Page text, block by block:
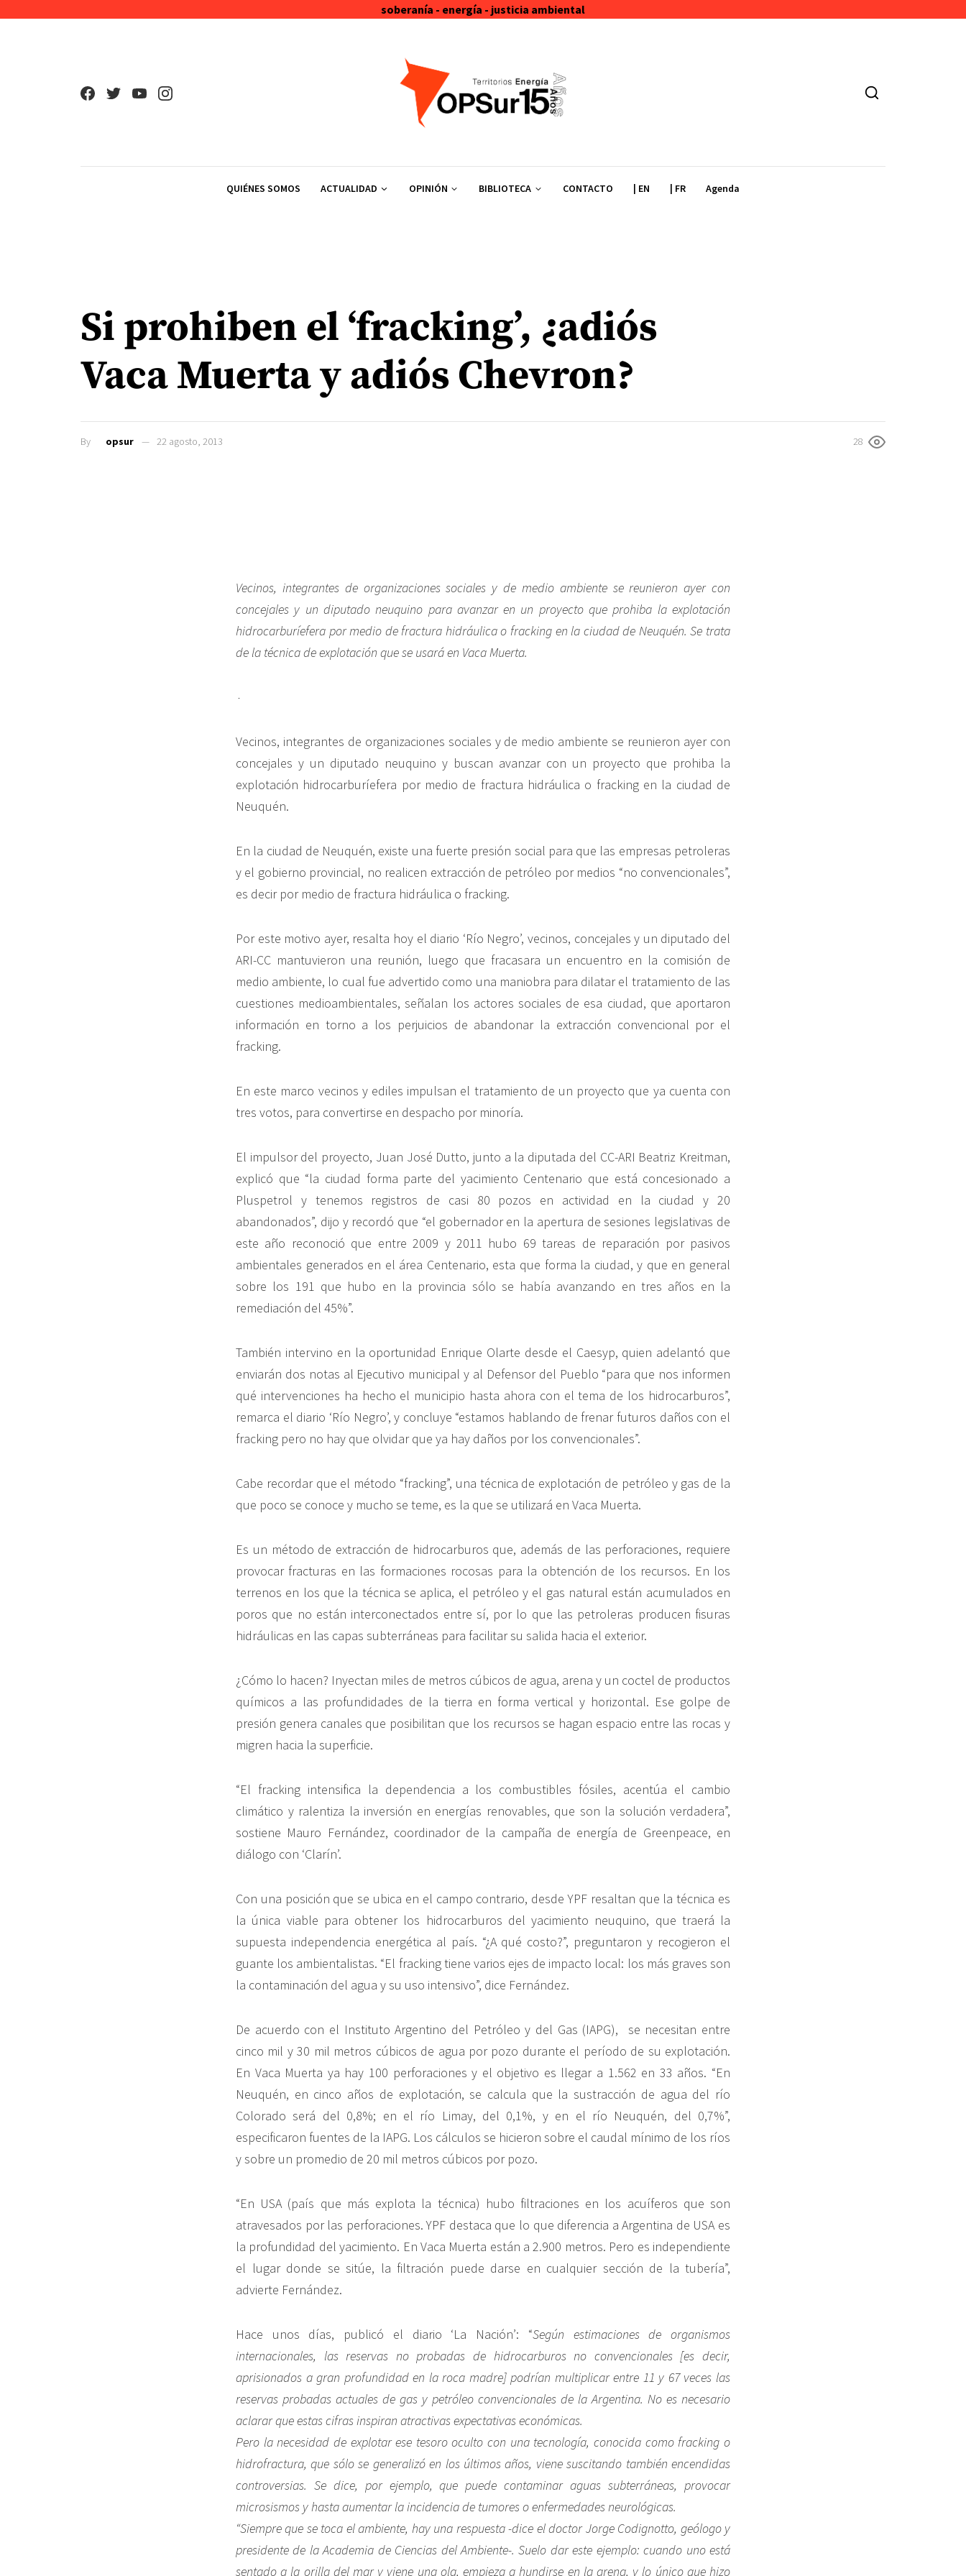
soberanía - energía - justicia ambiental
QUIÉNES SOMOS ACTUALIDAD OPINIÓN BIBLIOTECA CONTACTO | EN | FR Agenda
Si prohiben el ‘fracking’, ¿adiós
Vaca Muerta y adiós Chevron?
By opsur 22 agosto, 2013 28
Vecinos, integrantes de organizaciones sociales y de medio ambiente se reunieron ayer con
concejales y un diputado neuquino para avanzar en un proyecto que prohiba la explotación
hidrocarburíefera por medio de fractura hidráulica o fracking en la ciudad de Neuquén. Se trata
de la técnica de explotación que se usará en Vaca Muerta.
Vecinos, integrantes de organizaciones sociales y de medio ambiente se reunieron ayer con
concejales y un diputado neuquino y buscan avanzar con un proyecto que prohiba la
explotación hidrocarburíefera por medio de fractura hidráulica o fracking en la ciudad de
Neuquén.
En la ciudad de Neuquén, existe una fuerte presión social para que las empresas petroleras
y el gobierno provincial, no realicen extracción de petróleo por medios “no convencionales”,
es decir por medio de fractura hidráulica o fracking.
Por este motivo ayer, resalta hoy el diario ‘Río Negro’, vecinos, concejales y un diputado del
ARI-CC mantuvieron una reunión, luego que fracasara un encuentro en la comisión de
medio ambiente, lo cual fue advertido como una maniobra para dilatar el tratamiento de las
cuestiones medioambientales, señalan los actores sociales de esa ciudad, que aportaron
información en torno a los perjuicios de abandonar la extracción convencional por el
fracking.
En este marco vecinos y ediles impulsan el tratamiento de un proyecto que ya cuenta con
tres votos, para convertirse en despacho por minoría.
El impulsor del proyecto, Juan José Dutto, junto a la diputada del CC-ARI Beatriz Kreitman,
explicó que “la ciudad forma parte del yacimiento Centenario que está concesionado a
Pluspetrol y tenemos registros de casi 80 pozos en actividad en la ciudad y 20
abandonados”, dijo y recordó que “el gobernador en la apertura de sesiones legislativas de
este año reconoció que entre 2009 y 2011 hubo 69 tareas de reparación por pasivos
ambientales generados en el área Centenario, esta que forma la ciudad, y que en general
sobre los 191 que hubo en la provincia sólo se había avanzando en tres años en la
remediación del 45%”.
También intervino en la oportunidad Enrique Olarte desde el Caesyp, quien adelantó que
enviarán dos notas al Ejecutivo municipal y al Defensor del Pueblo “para que nos informen
qué intervenciones ha hecho el municipio hasta ahora con el tema de los hidrocarburos”,
remarca el diario ‘Río Negro’, y concluye “estamos hablando de frenar futuros daños con el
fracking pero no hay que olvidar que ya hay daños por los convencionales”.
Cabe recordar que el método “fracking”, una técnica de explotación de petróleo y gas de la
que poco se conoce y mucho se teme, es la que se utilizará en Vaca Muerta.
Es un método de extracción de hidrocarburos que, además de las perforaciones, requiere
provocar fracturas en las formaciones rocosas para la obtención de los recursos. En los
terrenos en los que la técnica se aplica, el petróleo y el gas natural están acumulados en
poros que no están interconectados entre sí, por lo que las petroleras producen fisuras
hidráulicas en las capas subterráneas para facilitar su salida hacia el exterior.
¿Cómo lo hacen? Inyectan miles de metros cúbicos de agua, arena y un coctel de productos
químicos a las profundidades de la tierra en forma vertical y horizontal. Ese golpe de
presión genera canales que posibilitan que los recursos se hagan espacio entre las rocas y
migren hacia la superficie.
“El fracking intensifica la dependencia a los combustibles fósiles, acentúa el cambio
climático y ralentiza la inversión en energías renovables, que son la solución verdadera”,
sostiene Mauro Fernández, coordinador de la campaña de energía de Greenpeace, en
diálogo con ‘Clarín’.
Con una posición que se ubica en el campo contrario, desde YPF resaltan que la técnica es
la única viable para obtener los hidrocarburos del yacimiento neuquino, que traerá la
supuesta independencia energética al país. “¿A qué costo?”, preguntaron y recogieron el
guante los ambientalistas. “El fracking tiene varios ejes de impacto local: los más graves son
la contaminación del agua y su uso intensivo”, dice Fernández.
De acuerdo con el Instituto Argentino del Petróleo y del Gas (IAPG), se necesitan entre
cinco mil y 30 mil metros cúbicos de agua por pozo durante el período de su explotación.
En Vaca Muerta ya hay 100 perforaciones y el objetivo es llegar a 1.562 en 33 años. “En
Neuquén, en cinco años de explotación, se calcula que la sustracción de agua del río
Colorado será del 0,8%; en el río Limay, del 0,1%, y en el río Neuquén, del 0,7%”,
especificaron fuentes de la IAPG. Los cálculos se hicieron sobre el caudal mínimo de los ríos
y sobre un promedio de 20 mil metros cúbicos por pozo.
“En USA (país que más explota la técnica) hubo filtraciones en los acuíferos que son
atravesados por las perforaciones. YPF destaca que lo que diferencia a Argentina de USA es
la profundidad del yacimiento. En Vaca Muerta están a 2.900 metros. Pero es independiente
el lugar donde se sitúe, la filtración puede darse en cualquier sección de la tubería”,
advierte Fernández.
Hace unos días, publicó el diario ‘La Nación’: “Según estimaciones de organismos
internacionales, las reservas no probadas de hidrocarburos no convencionales [es decir,
aprisionados a gran profundidad en la roca madre] podrían multiplicar entre 11 y 67 veces las
reservas probadas actuales de gas y petróleo convencionales de la Argentina. No es necesario
aclarar que estas cifras inspiran atractivas expectativas económicas.
Pero la necesidad de explotar ese tesoro oculto con una tecnología, conocida como fracking o
hidrofractura, que sólo se generalizó en los últimos años, viene suscitando también encendidas
controversias. Se dice, por ejemplo, que puede contaminar aguas subterráneas, provocar
microsismos y hasta aumentar la incidencia de tumores o enfermedades neurológicas.
“Siempre que se toca el ambiente, hay una respuesta -dice el doctor Jorge Codignotto, geólogo y
presidente de la Academia de Ciencias del Ambiente-. Suelo dar este ejemplo: cuando uno está
sentado a la orilla del mar y viene una ola, empieza a hundirse en la arena, y lo único que hizo